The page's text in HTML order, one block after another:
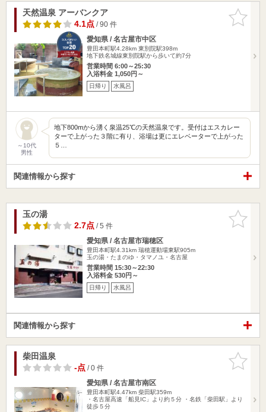
お気に入
りに追加
天然温泉 アーバンクア
4.1点/ 90 件
愛知県 / 名古屋市中区
豊田本町駅4.28km 東別院駅398m
地下鉄名城線東別院駅から歩いて約7分
営業時間 6:00～25:30
入浴料金 1,050円～
日帰り 水風呂
～10代
男性
地下800mから湧く泉温25℃の天然温泉です。受付はエスカレー
ターで上がった３階に有り、浴場は更にエレベーターで上がった
５…
関連情報から探す
お気に入
りに追加
玉の湯
2.7点/ 5 件
愛知県 / 名古屋市瑞穂区
豊田本町駅4.31km 瑞穂運動場東駅905m
玉の湯・たまのゆ・タマノユ・名古屋
営業時間 15:30～22:30
入浴料金 530円～
日帰り 水風呂
関連情報から探す
お気に入
りに追加
柴田温泉
-点/ 0 件
愛知県 / 名古屋市南区
豊田本町駅4.47km 柴田駅359m
・名古屋高速「船見IC」より約５分 ・名鉄「柴田駅」より
徒歩５分